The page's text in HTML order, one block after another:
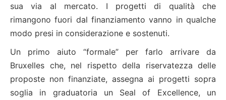
sua via al mercato. I progetti di qualità che
rimangono fuori dal finanziamento vanno in qualche
modo presi in considerazione e sostenuti.
Un primo aiuto “formale” per farlo arrivare da
Bruxelles che, nel rispetto della riservatezza delle
proposte non finanziate, assegna ai progetti sopra
soglia in graduatoria un Seal of Excellence, un